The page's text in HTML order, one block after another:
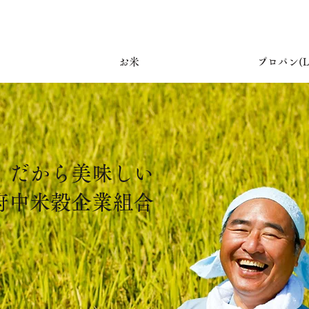
お米 プロパン
だから美味しい
中米穀企業組合